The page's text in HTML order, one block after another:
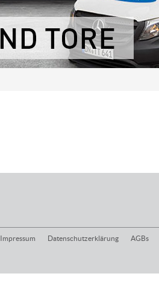
Impressum Datenschutzerklärung AGBs